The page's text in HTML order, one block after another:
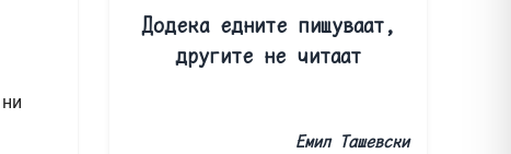
Додека едните пишуваат,
другите не читаат
Емил Ташевски